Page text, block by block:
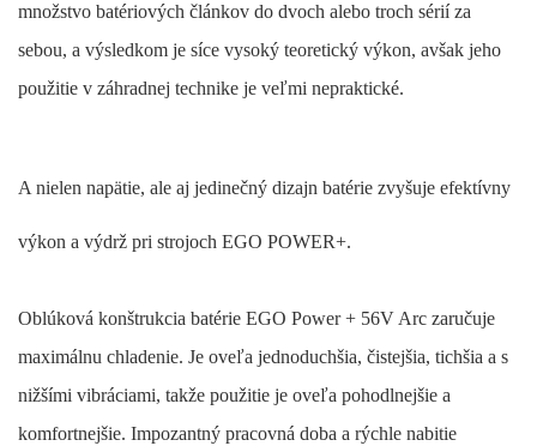
množstvo batériových článkov do dvoch alebo troch sérií za
sebou, a výsledkom je síce vysoký teoretický výkon, avšak jeho
použitie v záhradnej technike je veľmi nepraktické.
A nielen napätie, ale aj jedinečný dizajn batérie zvyšuje efektívny
výkon a výdrž pri strojoch EGO POWER+.
Oblúková konštrukcia batérie EGO Power + 56V Arc zaručuje
maximálnu chladenie. Je oveľa jednoduchšia, čistejšia, tichšia a s
nižšími vibráciami, takže použitie je oveľa pohodlnejšie a
komfortnejšie. Impozantný pracovná doba a rýchle nabitie